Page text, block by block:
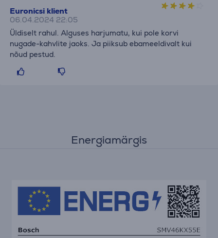
Euronicsi klient
06.04.2024 22:05
Üldiselt rahul. Alguses harjumatu, kui pole korvi
nugade-kahvlite jaoks. Ja piiksub ebameeldivalt kui
nõud pestud.
Energiamärgis